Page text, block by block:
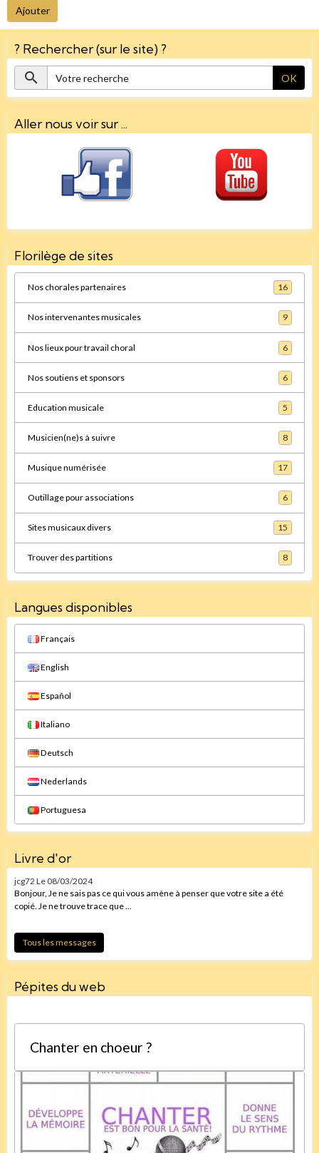
Ajouter
? Rechercher (sur le site) ?
OK
Aller nous voir sur ...
Florilège de sites
Nos chorales partenaires 16
Nos intervenantes musicales 9
Nos lieux pour travail choral 6
Nos soutiens et sponsors 6
Education musicale 5
Musicien(ne)s à suivre 8
Musique numérisée 17
Outillage pour associations 6
Sites musicaux divers 15
Trouver des partitions 8
Langues disponibles
Français
English
Español
Italiano
Deutsch
Nederlands
Portuguesa
Livre d'or
jcg72 Le 08/03/2024
Bonjour, Je ne sais pas ce qui vous amène à penser que votre site a été
copié. Je ne trouve trace que ...
Tous les messages
Pépites du web
Chanter en choeur ?